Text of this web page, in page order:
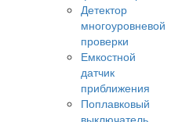
Детектор
многоуровневой
проверки
Емкостной
датчик
приближения
Поплавковый
выключатель